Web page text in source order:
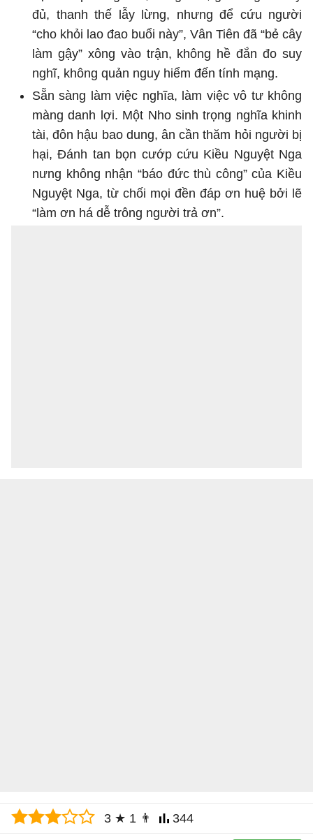
đủ, thanh thế lẫy lừng, nhưng để cứu người
“cho khỏi lao đao buổi này”, Vân Tiên đã “bẻ cây
làm gậy” xông vào trận, không hề đắn đo suy
nghĩ, không quản nguy hiểm đến tính mạng.
Sẵn sàng làm việc nghĩa, làm việc vô tư không
màng danh lợi. Một Nho sinh trọng nghĩa khinh
tài, đôn hậu bao dung, ân cần thăm hỏi người bị
hại, Đánh tan bọn cướp cứu Kiều Nguyệt Nga
nưng không nhận “báo đức thù công” của Kiều
Nguyệt Nga, từ chối mọi đền đáp ơn huệ bởi lẽ
“làm ơn há dễ trông người trả ơn”.
3 ★ 1 👨 344